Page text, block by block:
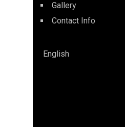
Gallery
Contact Info
English